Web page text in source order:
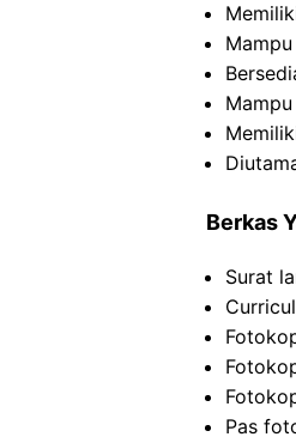
Berkas
Surat
Pas